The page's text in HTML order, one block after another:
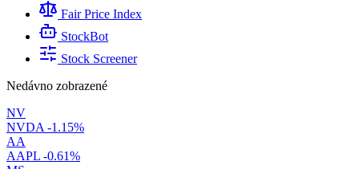
Fair Price Index
StockBot
Stock Screener
Nedávno zobrazené
NV
NVDA -1.15%
AA
AAPL -0.61%